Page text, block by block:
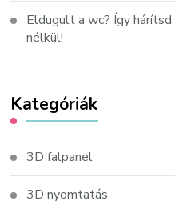
Eldugult a wc? Így
nélkül!
Kategóriák
3D falpanel
3D nyomtatás